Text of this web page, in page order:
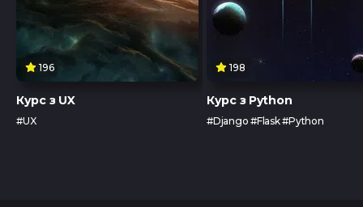
196
Курс з UX
#UX
198
Курс з Python
#Django #Flask #Python